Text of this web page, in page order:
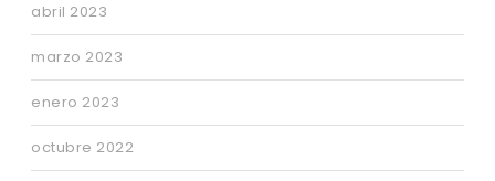
abril 2023
marzo 2023
enero 2023
octubre 2022